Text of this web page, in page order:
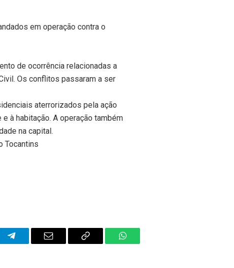
em operação contra o
de ocorrência relacionadas a
Os conflitos passaram a ser
aterrorizados pela ação
à habitação. A operação também
na capital.
Tocantins
Telegram Email
Copy
WhatsApp